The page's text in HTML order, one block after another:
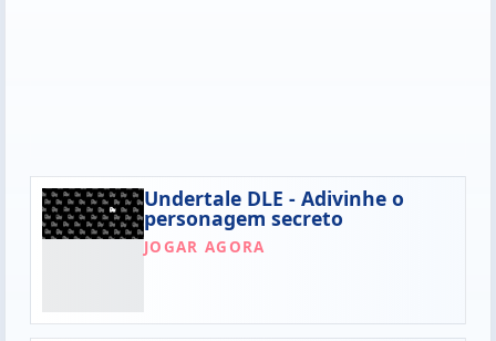
Undertale DLE - Adivinhe o
personagem secreto
JOGAR AGORA